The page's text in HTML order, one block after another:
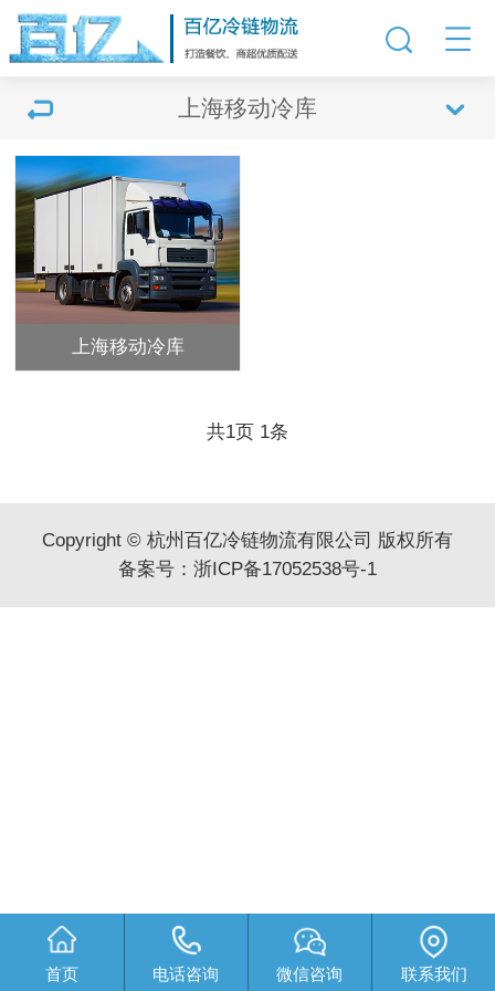
上海移动冷库
上海移动冷库
共1页 1条
Copyright © 杭州百亿冷链物流有限公司 版权所有
备案号： 浙ICP备17052538号-1
首页 电话咨询 微信咨询 联系我们